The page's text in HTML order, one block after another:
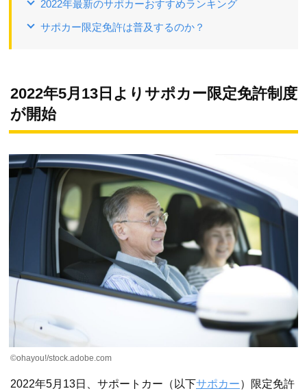
2022年最新のサポカーおすすめランキング
サポカー限定免許は普及するのか？
2022年5月13日よりサポカー限定免許制度
が開始
©ohayou!/stock.adobe.com
2022年5月13日、サポートカー（以下サポカー）限定免許